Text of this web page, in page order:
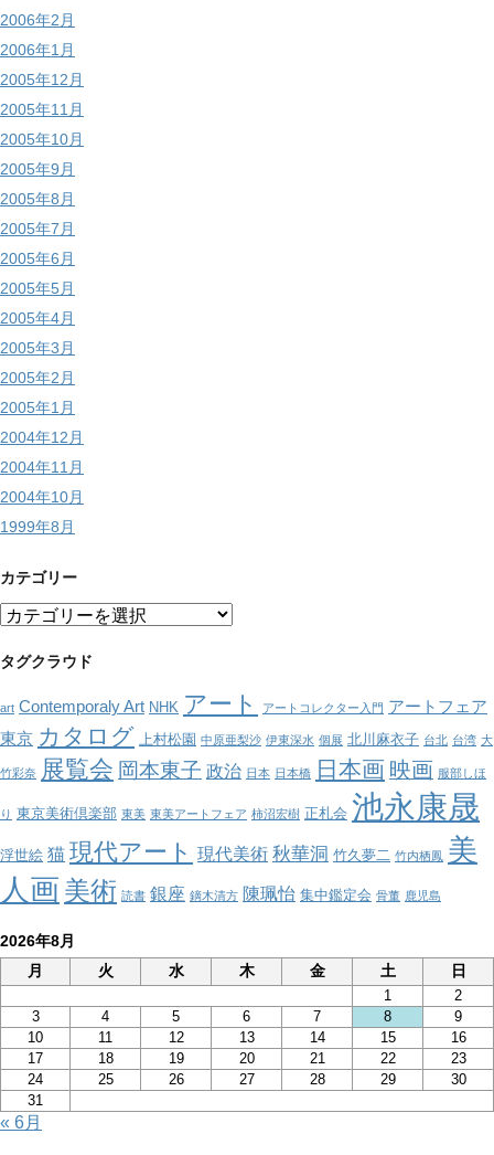
2006年2月
2006年1月
2005年12月
2005年11月
2005年10月
2005年9月
2005年8月
2005年7月
2005年6月
2005年5月
2005年4月
2005年3月
2005年2月
2005年1月
2004年12月
2004年11月
2004年10月
1999年8月
カテゴリー
カ
ゴ
ー
タグクラウド
art Contemporaly Art NHK アート アートコレクター入門 アートフェア
東京 カタログ 上村松園 中原亜梨沙 伊東深水 個展 北川麻衣子 台北 台湾 大
竹彩奈 展覧会 岡本東子 政治 日本 日本橋 日本画 映画 服部しほ
り 東京美術倶楽部 東美 東美アートフェア 柿沼宏樹 正札会 池永康晟
浮世絵 猫 現代アート 現代美術 秋華洞 竹久夢二 竹内栖鳳 美
人画 美術 読書 銀座 鏑木清方 陳珮怡 集中鑑定会 骨董 鹿児島
2026年8月
月
火 水 木 金 土 日
1
2
3
4 5 6 7 8
9
10
11 12 13 14 15
16
17
18 19 20 21 22
23
24
25 26 27 28 29
30
31
« 6月